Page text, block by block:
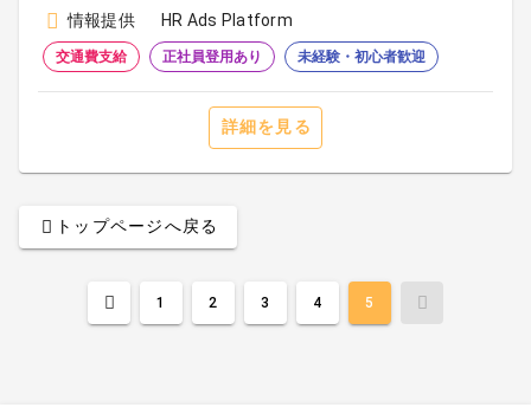
情報提供
HR Ads Platform
交通費支給 正社員登用あり 未経験・初心者歓迎
詳細を見る
トップページへ戻る
1 2 3 4 5